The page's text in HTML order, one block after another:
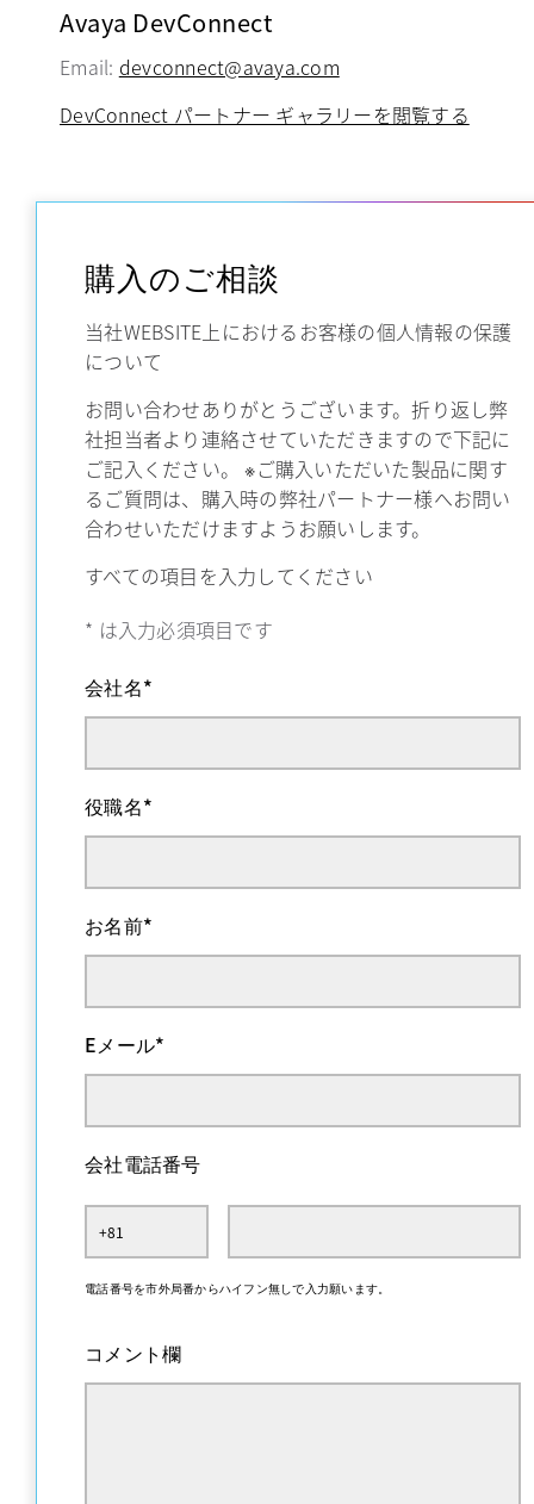
Avaya DevConnect
Email: devconnect@avaya.com
DevConnect パートナー ギャラリーを閲覧する
購入のご相談
当社WEBSITE上におけるお客様の個人情報の保護
について
お問い合わせありがとうございます。折り返し弊
社担当者より連絡させていただきますので下記に
ご記入ください。 ※ご購入いただいた製品に関す
るご質問は、購入時の弊社パートナー様へお問い
合わせいただけますようお願いします。
すべての項目を入力してください
* は入力必須項目です
会社名*
役職名*
お名前*
Eメール*
会社電話番号
電話番号を市外局番からハイフン無しで入力願います。
コメント欄